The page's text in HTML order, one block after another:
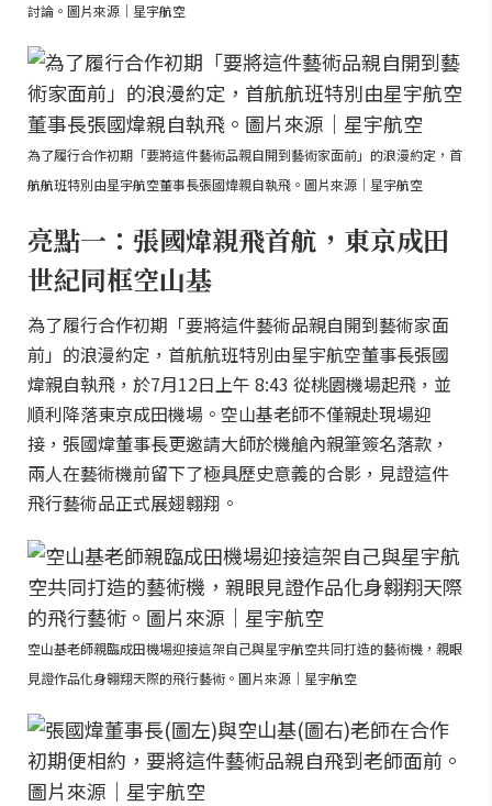
討論。圖片來源｜星宇航空
為了履行合作初期「要將這件藝術品親自開到藝術家面前」的浪漫約定，首
航航班特別由星宇航空董事長張國煒親自執飛。圖片來源｜星宇航空
亮點一：張國煒親飛首航，東京成田
世紀同框空山基
為了履行合作初期「要將這件藝術品親自開到藝術家面
前」的浪漫約定，首航航班特別由星宇航空董事長張國
煒親自執飛，於7月12日上午 8:43 從桃園機場起飛，並
順利降落東京成田機場。空山基老師不僅親赴現場迎
接，張國煒董事長更邀請大師於機艙內親筆簽名落款，
兩人在藝術機前留下了極具歷史意義的合影，見證這件
飛行藝術品正式展翅翱翔。
空山基老師親臨成田機場迎接這架自己與星宇航空共同打造的藝術機，親眼
見證作品化身翱翔天際的飛行藝術。圖片來源｜星宇航空